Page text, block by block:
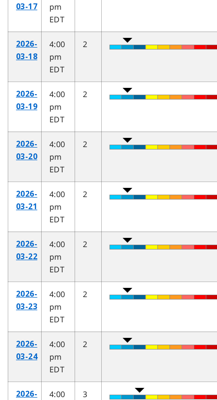
03-17
pm
EDT
2026-
03-18
4:00
pm
EDT
2
2026-
03-19
4:00
pm
EDT
2
2026-
03-20
4:00
pm
EDT
2
2026-
03-21
4:00
pm
EDT
2
2026-
03-22
4:00
pm
EDT
2
2026-
03-23
4:00
pm
EDT
2
2026-
03-24
4:00
pm
EDT
2
2026-
4:00
3